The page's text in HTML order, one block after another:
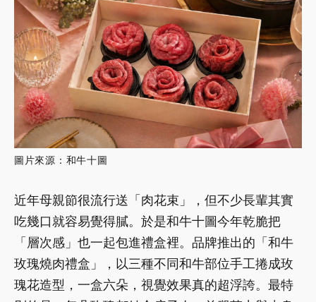
圖片來源：和牛十圖
近年母親節很流行送「肉花束」，但不少長輩其實
吃幾口就容易覺得膩。於是和牛十圖今年乾脆把
「層次感」也一起包進禮盒裡。品牌推出的「和牛
玫瑰燒肉禮盒」，以三種不同和牛部位手工捲成玫
瑰花造型，一盒六朵，視覺效果真的超浮誇。最特